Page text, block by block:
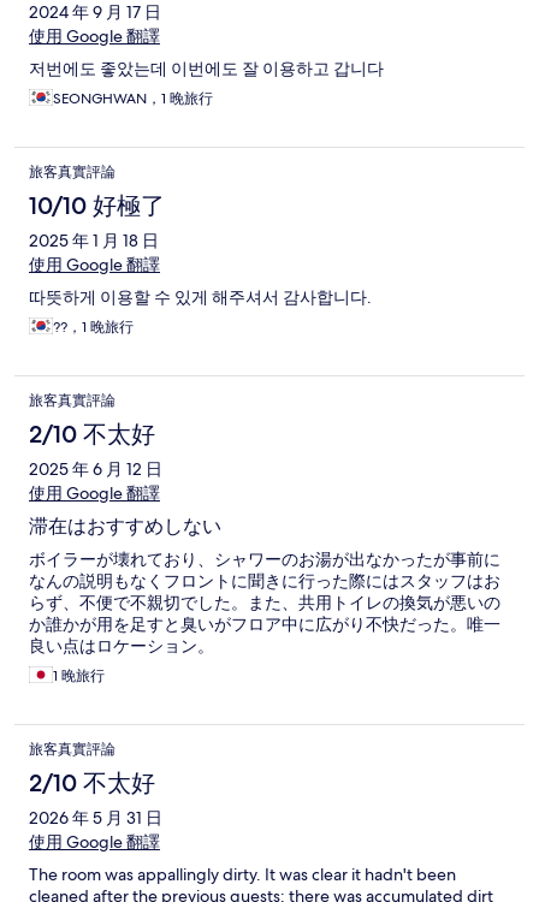
2024 年 9 月 17 日
使用 Google 翻譯
저번에도 좋았는데 이번에도 잘 이용하고 갑니다
SEONGHWAN，1 晚旅行
旅客真實評論
10/10 好極了
2025 年 1 月 18 日
使用 Google 翻譯
따뜻하게 이용할 수 있게 해주셔서 감사합니다.
??，1 晚旅行
旅客真實評論
2/10 不太好
2025 年 6 月 12 日
使用 Google 翻譯
滞在はおすすめしない
ボイラーが壊れており、シャワーのお湯が出なかったが事前に
なんの説明もなくフロントに聞きに行った際にはスタッフはお
らず、不便で不親切でした。また、共用トイレの換気が悪いの
か誰かが用を足すと臭いがフロア中に広がり不快だった。唯一
良い点はロケーション。
1 晚旅行
旅客真實評論
2/10 不太好
2026 年 5 月 31 日
使用 Google 翻譯
The room was appallingly dirty. It was clear it hadn't been
cleaned after the previous guests: there was accumulated dirt